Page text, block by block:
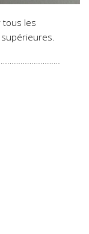
tous les